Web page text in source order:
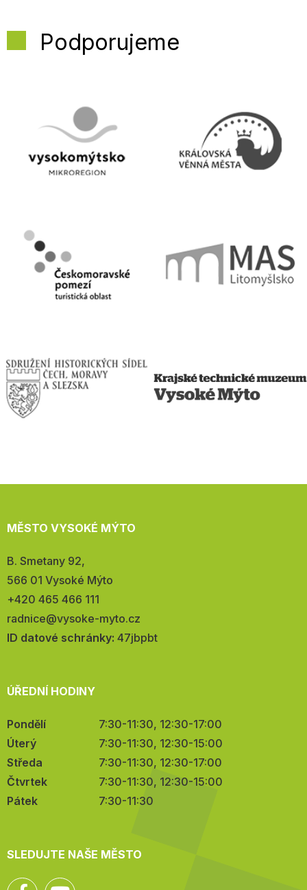
Podporujeme
MĚSTO VYSOKÉ MÝTO
Adresa:
B. Smetany 92,
566 01 Vysoké Mýto
Telefon:
+420 465 466 111
E-
mail:
radnice@vysoke-myto.cz
ID datové schránky: 47jbpbt
ÚŘEDNÍ HODINY
Pondělí
7:30-11:30, 12:30-17:00
Úterý
7:30-11:30, 12:30-15:00
Středa
7:30-11:30, 12:30-17:00
Čtvrtek
7:30-11:30, 12:30-15:00
Pátek
7:30-11:30
SLEDUJTE NAŠE MĚSTO